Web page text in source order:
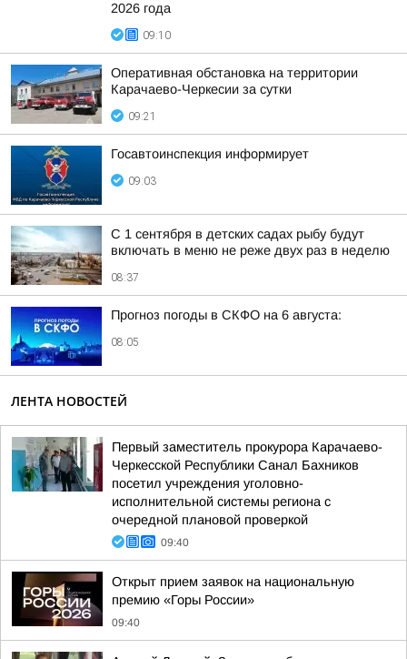
2026 года
09:10
Оперативная обстановка на территории
Карачаево-Черкесии за сутки
09:21
Госавтоинспекция информирует
09:03
С 1 сентября в детских садах рыбу будут
включать в меню не реже двух раз в неделю
08:37
Прогноз погоды в СКФО на 6 августа:
08:05
ЛЕНТА НОВОСТЕЙ
Первый заместитель прокурора Карачаево-
Черкесской Республики Санал Бахников
посетил учреждения уголовно-
исполнительной системы региона с
очередной плановой проверкой
09:40
Открыт прием заявок на национальную
премию «Горы России»
09:40